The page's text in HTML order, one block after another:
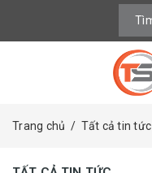
Trang chủ / Tất cả tin tức